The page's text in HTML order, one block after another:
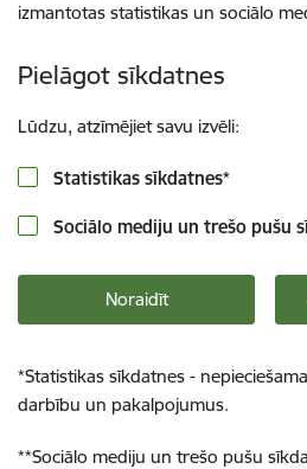
izmantotas statistikas un sociālo
Pielāgot sīkdatnes
Lūdzu, atzīmējiet savu izvēli:
Statistikas sīkdatnes*
Sociālo mediju un trešo pušu
Noraidīt
*Statistikas sīkdatnes -
darbību un pakalpojumus.
**Sociālo mediju un trešo pušu